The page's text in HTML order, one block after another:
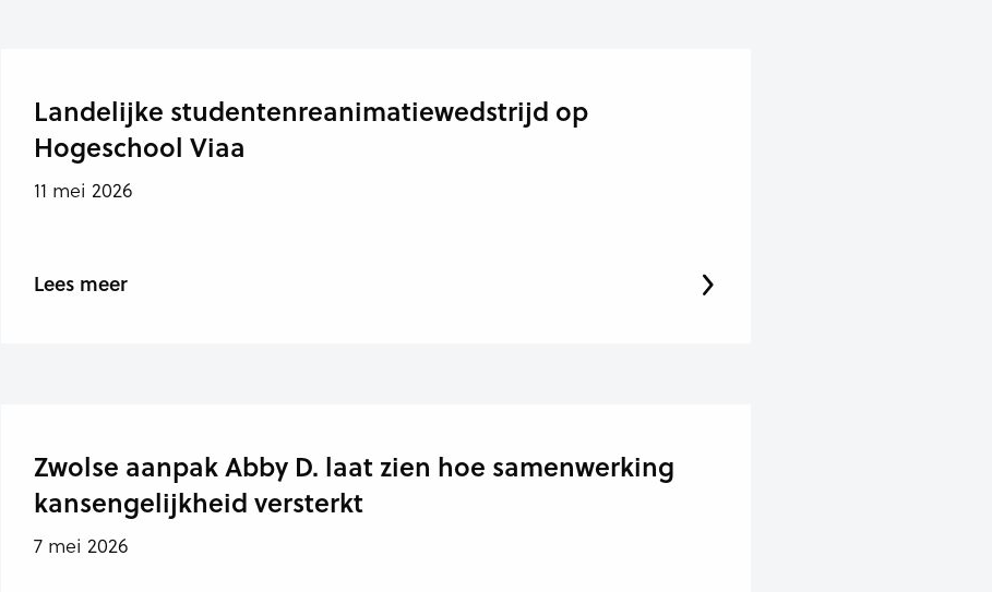
Landelijke studentenreanimatiewedstrijd op
Hogeschool Viaa
11 mei 2026
Lees meer
Zwolse aanpak Abby D. laat zien hoe samenwerking
kansengelijkheid versterkt
7 mei 2026